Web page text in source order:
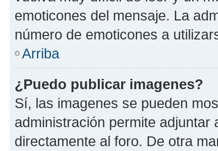
emoticones del mensaje. La
número de emoticones a
Arriba
¿Puedo publicar imagenes?
Sí, las imagenes se pueden
administración permite
directamente al foro. De otra